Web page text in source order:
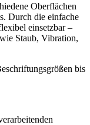
Oberflächen
Durch die einfache
einsetzbar –
Staub, Vibration,
bis